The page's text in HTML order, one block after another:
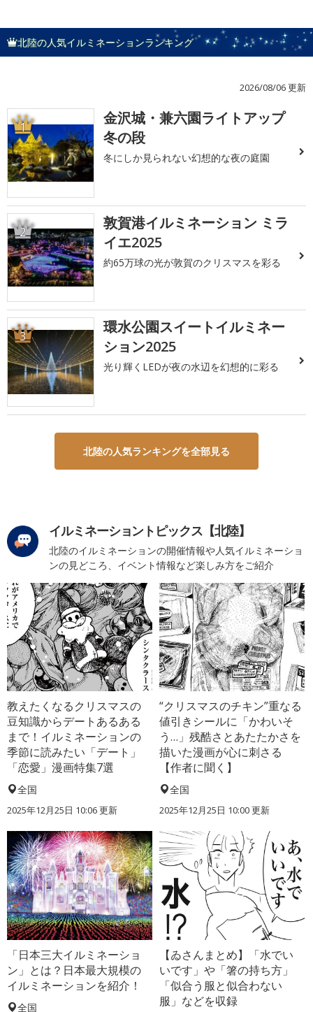
北陸の人気イルミネーションランキング
2026/08/06 更新
1
金沢城・兼六園ライトアップ
冬の段
冬にしか見られない幻想的な夜の庭園
2
敦賀港イルミネーション ミラ
イエ2025
約65万球の光が敦賀のクリスマスを彩る
3
環水公園スイートイルミネー
ション2025
光り輝くLEDが夜の水辺を幻想的に彩る
北陸の人気ランキングを全部見る
イルミネーショントピックス【北陸】
北陸のイルミネーションの開催情報や人気イルミネーショ
ンの見どころ、イベント情報など楽しみ方をご紹介
教えたくなるクリスマスの
豆知識からデートあるある
まで！イルミネーションの
季節に読みたい「デート」
「恋愛」漫画特集7選
全国
2025年12月25日 10:06 更新
“クリスマスのチキン”重なる
値引きシールに「かわいそ
う…」残酷さとあたたかさを
描いた漫画が心に刺さる
【作者に聞く】
全国
2025年12月25日 10:00 更新
「日本三大イルミネーショ
ン」とは？日本最大規模の
イルミネーションを紹介！
全国
【ゐさんまとめ】「水でい
いです」や「箸の持ち方」
「似合う服と似合わない
服」などを収録